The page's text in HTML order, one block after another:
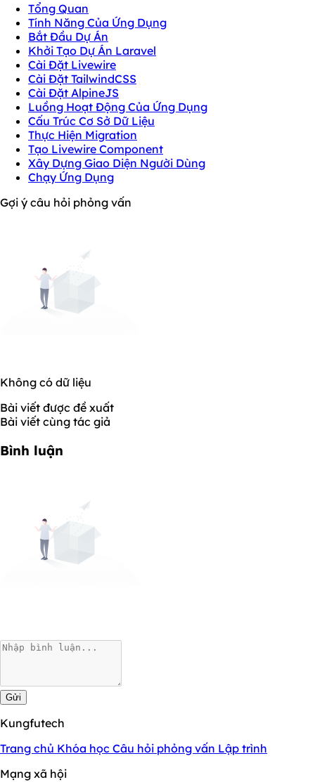
Tổng Quan
Tính Năng Của Ứng Dụng
Bắt Đầu Dự Án
Khởi Tạo Dự Án Laravel
Cài Đặt Livewire
Cài Đặt TailwindCSS
Cài Đặt AlpineJS
Luồng Hoạt Động Của Ứng Dụng
Cấu Trúc Cơ Sở Dữ Liệu
Thực Hiện Migration
Tạo Livewire Component
Xây Dựng Giao Diện Người Dùng
Chạy Ứng Dụng
Gợi ý câu hỏi phỏng vấn
Không có dữ liệu
Bài viết được đề xuất
Bài viết cùng tác giả
Bình luận
Gửi
Kungfutech
Trang chủ Khóa học Câu hỏi phỏng vấn Lập trình
Mạng xã hội